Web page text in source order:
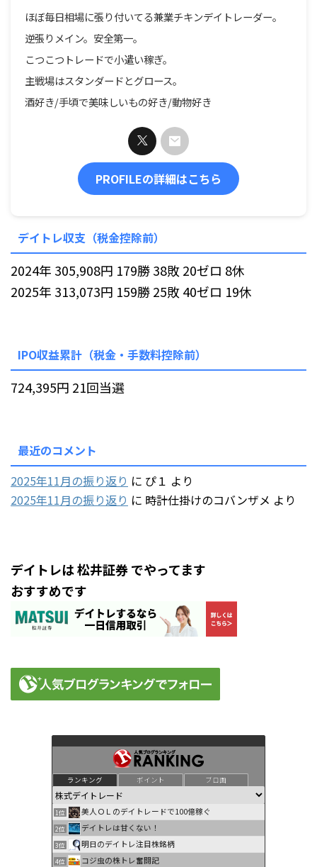
ほぼ毎日相場に張り付いてる兼業チキンデイトレーダー。
逆張りメイン。安全第一。
こつこつトレードで小遣い稼ぎ。
主戦場はスタンダードとグロース。
酒好き/手頃で美味しいもの好き/動物好き
PROFILEの詳細はこちら
デイトレ収支（税金控除前）
2024年 305,908円 179勝 38敗 20ゼロ 8休
2025年 313,073円 159勝 25敗 40ゼロ 19休
IPO収益累計（税金・手数料控除前）
724,395円 21回当選
最近のコメント
2025年11月の振り返り に ぴ１ より
2025年11月の振り返り に 時計仕掛けのコバンザメ より
デイトレは 松井証券 でやってます
おすすめです
ランキング ポイント ブロ画
1位 美人ＯＬのデイトレードで100億稼ぐ
2位 デイトレは甘くない！
3位 明日のデイトレ注目株銘柄
4位 コジ虫の株トレ奮闘記